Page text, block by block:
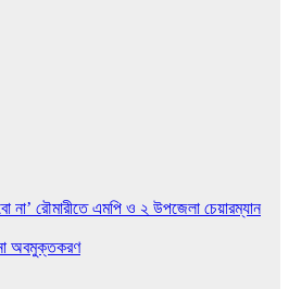
না’ রৌমারীতে এমপি ও ২ উপজেলা চেয়ারম্যান
অবমুক্তকরণ